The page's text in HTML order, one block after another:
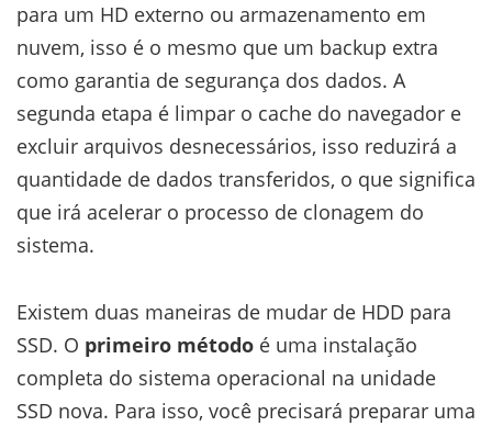
para um HD externo ou armazenamento em
nuvem, isso é o mesmo que um backup extra
como garantia de segurança dos dados. A
segunda etapa é limpar o cache do navegador e
excluir arquivos desnecessários, isso reduzirá a
quantidade de dados transferidos, o que significa
que irá acelerar o processo de clonagem do
sistema.
Existem duas maneiras de mudar de HDD para
SSD. O primeiro método é uma instalação
completa do sistema operacional na unidade
SSD nova. Para isso, você precisará preparar uma